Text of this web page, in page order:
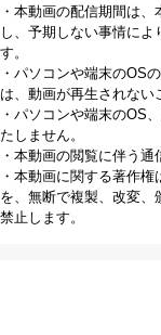
・本動画の配信期間は
し、予期しない事情によ
す。
・パソコンや端末のOS
は、動画が再生されない
・パソコンや端末のOS
たしません。
・本動画の閲覧に伴う通
・本動画に関する著作
を、無断で複製、改変、
禁止します。